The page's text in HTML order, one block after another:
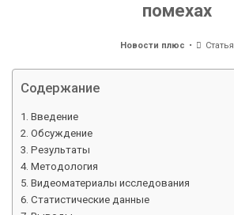
помехах
Новости плюс Статья
Содержание
Введение
Обсуждение
Результаты
Методология
Видеоматериалы исследования
Статистические данные